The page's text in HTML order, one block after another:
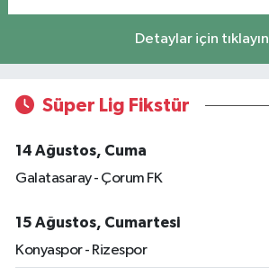
Detaylar için tıklayın
Süper Lig Fikstür
14 Ağustos, Cuma
Galatasaray - Çorum FK
15 Ağustos, Cumartesi
Konyaspor - Rizespor